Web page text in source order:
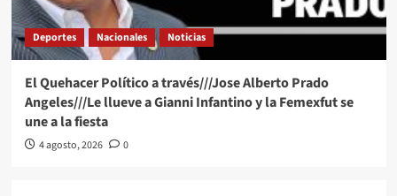
Deportes Nacionales Noticias
El Quehacer Político a través///Jose Alberto Prado
Angeles///Le llueve a Gianni Infantino y la Femexfut se
une a la fiesta
4 agosto, 2026 0